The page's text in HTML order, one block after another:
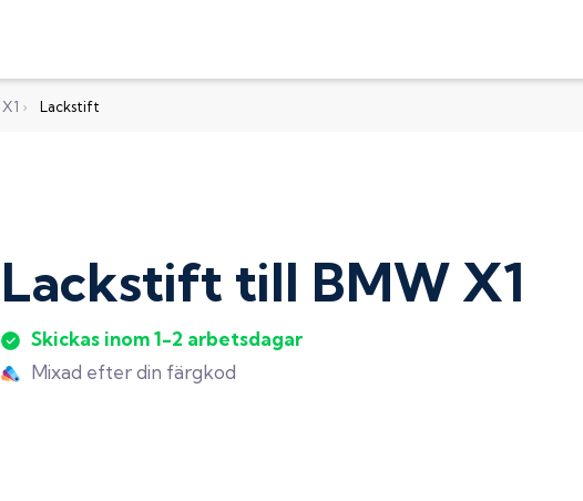
X1 › Lackstift
Lackstift till BMW X1
Skickas inom 1-2 arbetsdagar
Mixad efter din färgkod